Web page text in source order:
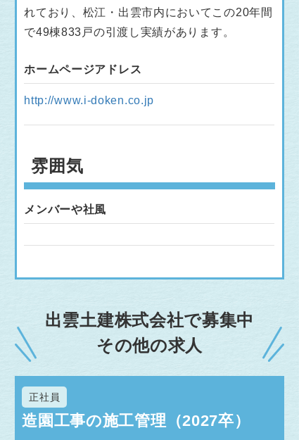
れており、松江・出雲市内においてこの20年間
で49棟833戸の引渡し実績があります。
ホームページアドレス
http://www.i-doken.co.jp
雰囲気
メンバーや社風
出雲土建株式会社で募集中
その他の求人
正社員
造園工事の施工管理（2027卒）